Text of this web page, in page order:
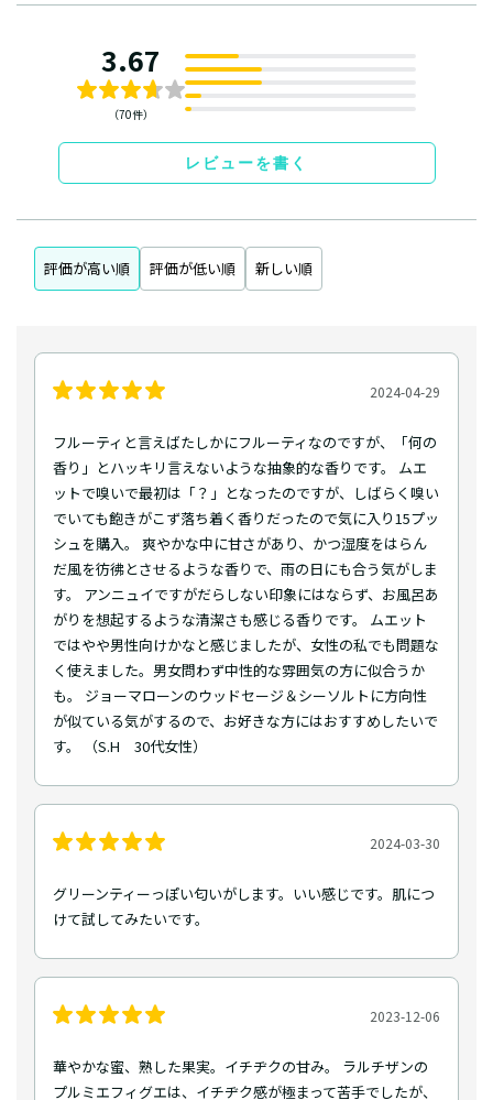
3.67
（70件）
レビューを書く
評価が高い順 評価が低い順 新しい順
2024-04-29
フルーティと言えばたしかにフルーティなのですが、「何の
香り」とハッキリ言えないような抽象的な香りです。 ムエ
ットで嗅いで最初は「？」となったのですが、しばらく嗅い
でいても飽きがこず落ち着く香りだったので気に入り15プッ
シュを購入。 爽やかな中に甘さがあり、かつ湿度をはらん
だ風を彷彿とさせるような香りで、雨の日にも合う気がしま
す。 アンニュイですがだらしない印象にはならず、お風呂あ
がりを想起するような清潔さも感じる香りです。 ムエット
ではやや男性向けかなと感じましたが、女性の私でも問題な
く使えました。男女問わず中性的な雰囲気の方に似合うか
も。 ジョーマローンのウッドセージ＆シーソルトに方向性
が似ている気がするので、お好きな方にはおすすめしたいで
す。 （S.H 30代女性）
2024-03-30
グリーンティーっぽい匂いがします。いい感じです。肌につ
けて試してみたいです。
2023-12-06
華やかな蜜、熟した果実。イチヂクの甘み。 ラルチザンの
プルミエフィグエは、イチヂク感が極まって苦手でしたが、